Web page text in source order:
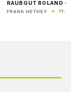
RAUBGUT ROLAND
FRANK HETHEY 11.